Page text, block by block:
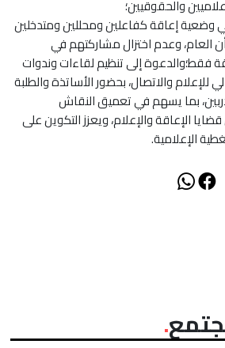
والحقوقيين؛
إعاقة كفاعلين ومحللين ومتدخلين
العام، وعدم اختزال مشاركتهم في
فقط؛والدعوة إلى تنظيم لقاءات وندوات
للإعلام والاتصال، بحضور الأساتذة والطلبة
بما يسهم في تعميق النقاش
الإعاقة والإعلام، ويعزز التكوين على
الإعلامية.